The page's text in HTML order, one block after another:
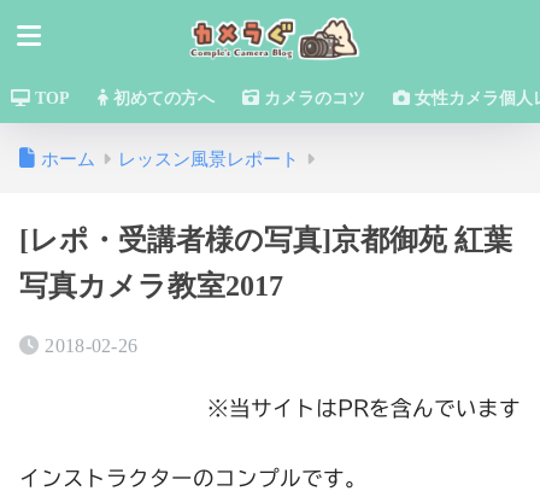
TOP 初めての方へ カメラのコツ 女性カメラ個人
ホーム レッスン風景レポート
[レポ・受講者様の写真]京都御苑 紅葉
写真カメラ教室2017
2018-02-26
※当サイトはPRを含んでいます
インストラクターのコンプルです。